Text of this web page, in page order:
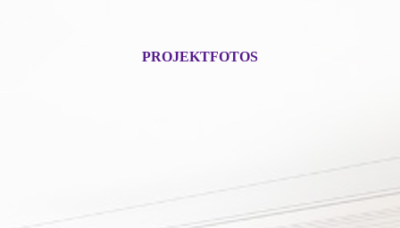
PROJEKTFOTOS